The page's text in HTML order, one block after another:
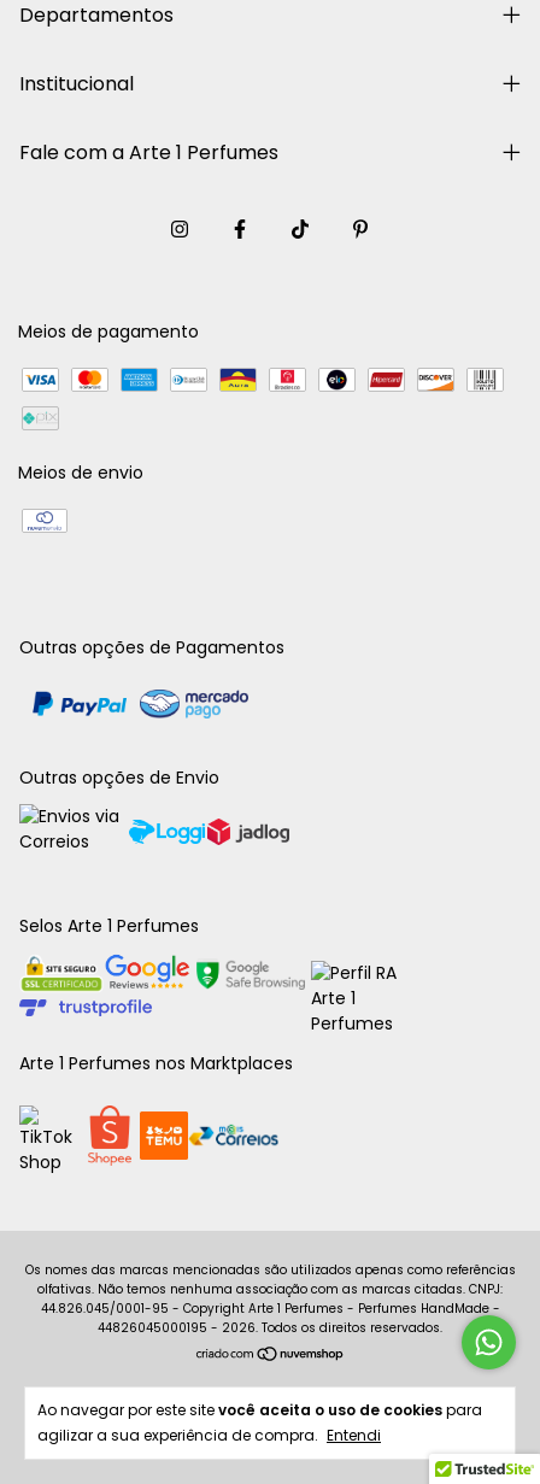
Ao navegar por este sitevocê aceita o uso de cookiespara
agilizar a sua experiência de compra. Entendi
Departamentos
Institucional
Fale com a Arte 1 Perfumes
Meios de pagamento
Meios de envio
Outras opções de Pagamentos
Outras opções de Envio
Selos Arte 1 Perfumes
Arte 1 Perfumes nos Marktplaces
Copyright Arte 1 Perfumes - Perfumes HandMade -
44826045000195 - 2026. Todos os direitos reservados.